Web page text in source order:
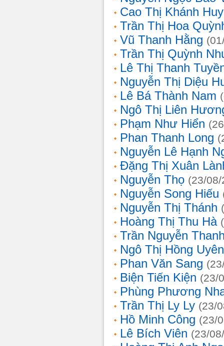
Cao Thị Khánh
Trần Thị Hoa
Vũ Thanh Hằng
Trần Thị Quỳnh
Lê Thị Thanh
Nguyễn Thị Diệu
Lê Bá Thành Nam
Ngô Thị Liên
Phạm Như Hiển
Phan Thanh Long
Nguyễn Lê Hạnh
Đặng Thị Xuân
Nguyễn Thọ (23/
Nguyễn Song Hiếu
Nguyễn Thị Thánh
Hoàng Thị Thu Hà
Trần Nguyễn
Ngô Thị Hồng Uyên
Phan Văn Sang
Biện Tiến Kiện (23/
Phùng Phương
Trần Thị Ly Ly (23/
Hồ Minh Công (23/
Lê Bích Viên (23/